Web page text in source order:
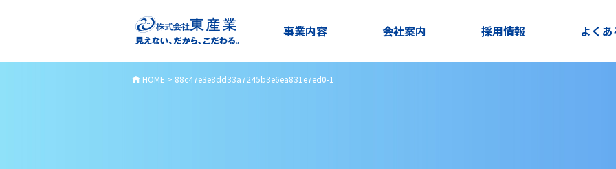
事業内容 会社案内 採用情報 よく
HOME > 88c47e3e8dd33a7245b3e6ea831e7ed0-1